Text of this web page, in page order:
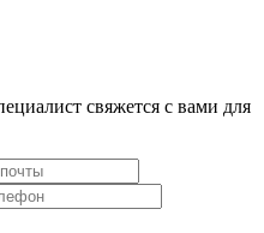
свяжется с вами для